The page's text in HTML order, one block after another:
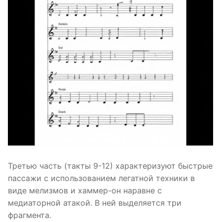
Третью часть (такты 9-12) характеризуют быстрые
пассажи с использованием легатной техники в
виде мелизмов и хаммер-он наравне с
медиаторной атакой. В ней выделяется три
фрагмента.